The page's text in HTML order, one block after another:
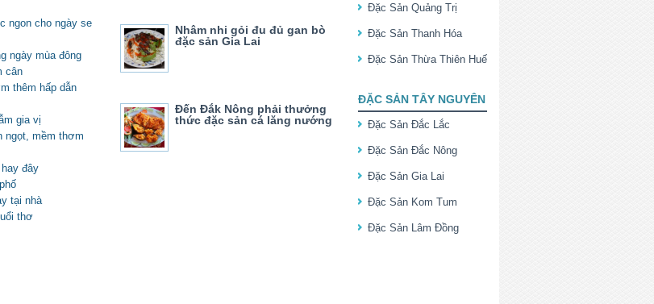
ngon cho ngày se
ngày mùa đông
cân
thêm hấp dẫn
gia vị
ngọt, mềm thơm
đây
tại nhà
thơ
Nhâm nhi gỏi đu đủ gan bò
đặc sản Gia Lai
Đến Đắk Nông phải thưởng
thức đặc sản cá lăng nướng
Đặc Sản Quảng Trị
Đặc Sản Thanh Hóa
Đặc Sản Thừa Thiên Huế
ĐẶC SẢN TÂY NGUYÊN
Đặc Sản Đắc Lắc
Đặc Sản Đắc Nông
Đặc Sản Gia Lai
Đặc Sản Kom Tum
Đặc Sản Lâm Đồng